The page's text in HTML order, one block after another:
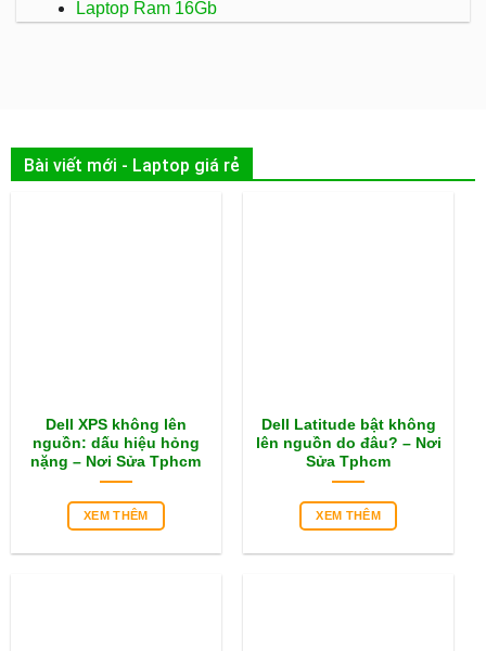
Laptop Ram 16Gb
Bài viết mới - Laptop giá rẻ
Dell XPS không lên
nguồn: dấu hiệu hỏng
nặng – Nơi Sửa Tphcm
XEM THÊM
Dell Latitude bật không
lên nguồn do đâu? – Nơi
Sửa Tphcm
XEM THÊM